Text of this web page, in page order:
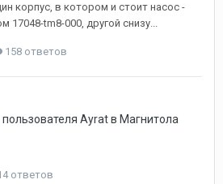
корпус, в котором и стоит насос -
17048-tm8-000, другой снизу...
158 ответов
Ayratв Магнитола
ответов